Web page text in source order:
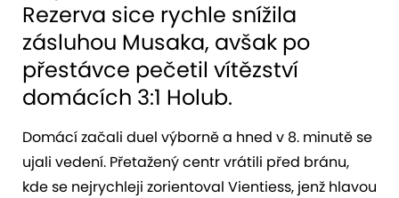
Rezerva sice rychle snížila
zásluhou Musaka, avšak po
přestávce pečetil vítězství
domácích 3:1 Holub.
Domácí začali duel výborně a hned v 8. minutě se
ujali vedení. Přetažený centr vrátili před bránu,
kde se nejrychleji zorientoval Vientiess, jenž hlavou